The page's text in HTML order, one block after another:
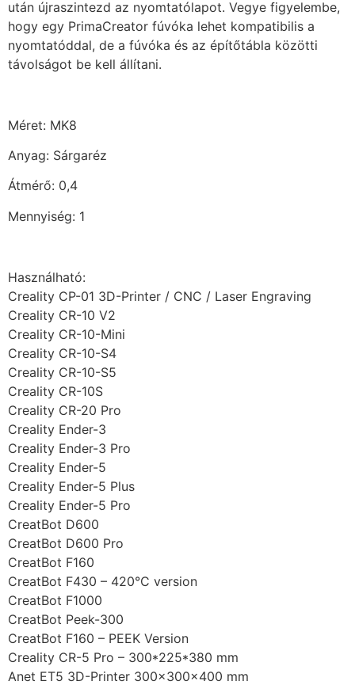
után újraszintezd az nyomtatólapot. Vegye figyelembe,
hogy egy PrimaCreator fúvóka lehet kompatibilis a
nyomtatóddal, de a fúvóka és az építőtábla közötti
távolságot be kell állítani.
Méret: MK8
Anyag: Sárgaréz
Átmérő: 0,4
Mennyiség: 1
Használható:
Creality CP-01 3D-Printer / CNC / Laser Engraving
Creality CR-10 V2
Creality CR-10-Mini
Creality CR-10-S4
Creality CR-10-S5
Creality CR-10S
Creality CR-20 Pro
Creality Ender-3
Creality Ender-3 Pro
Creality Ender-5
Creality Ender-5 Plus
Creality Ender-5 Pro
CreatBot D600
CreatBot D600 Pro
CreatBot F160
CreatBot F430 – 420°C version
CreatBot F1000
CreatBot Peek-300
CreatBot F160 – PEEK Version
Creality CR-5 Pro – 300*225*380 mm
Anet ET5 3D-Printer 300x300x400 mm